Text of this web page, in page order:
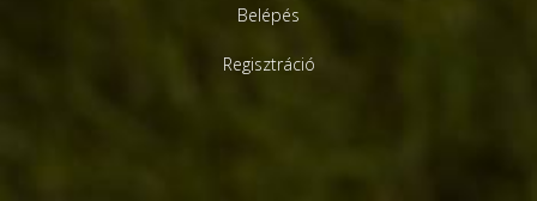
Belépés
Regisztráció